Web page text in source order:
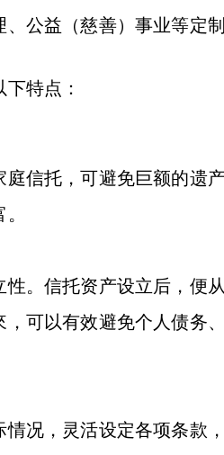
公益（慈善）事业等定
特点：
庭信托，可避免巨额的遗
性。信托资产设立后，便
，可以有效避免个人债务
情况，灵活设定各项条款